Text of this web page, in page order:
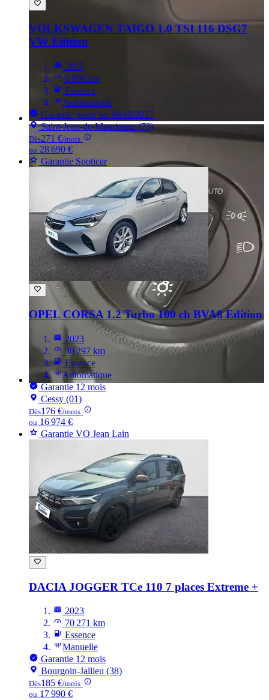
VOLKSWAGEN TAIGO 1.0 TSI 116 DSG7
VW Edition
2025
6 000 km
Essence
Automatique
Garantie jusqu’au 30/10/2027
Saint-Jean-de-Maurienne (73)
Dès271 €/mois
ou 28 690 €
Garantie Spoticar
OPEL CORSA 1.2 Turbo 100 ch BVA8 Edition
2023
30 297 km
Essence
Automatique
Garantie 12 mois
Cessy (01)
Dès176 €/mois
ou 16 974 €
Garantie VO Jean Lain
DACIA JOGGER TCe 110 7 places Extreme +
2023
70 271 km
Essence
Manuelle
Garantie 12 mois
Bourgoin-Jallieu (38)
Dès185 €/mois
ou 17 990 €